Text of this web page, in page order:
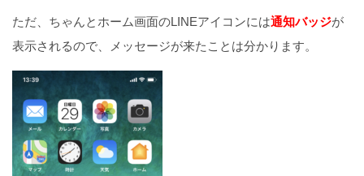
ただ、ちゃんとホーム画面のLINEアイコンには通知バッジが
表示されるので、メッセージが来たことは分かります。